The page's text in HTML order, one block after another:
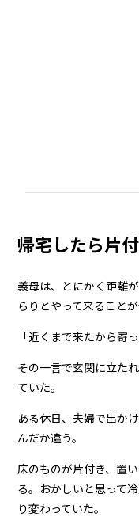
帰宅したら片
義母は、とにかく距離
らりとやって来ること
「近くまで来たから寄
その一言で玄関に立た
ていた。
ある休日、夫婦で出か
んだか違う。
床のものが片付き、置
る。おかしいと思って
り変わっていた。